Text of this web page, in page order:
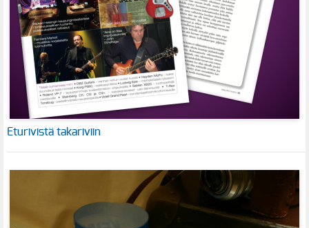
Eturivistä takariviin